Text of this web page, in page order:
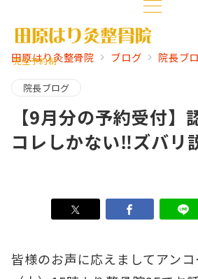
完全予約制
田原はり灸整骨院 ブログ 院長ブ
院長ブログ
【9月分の予約受付】
コレしかない‼️ズバリ
皆様のお声に応えましてアン